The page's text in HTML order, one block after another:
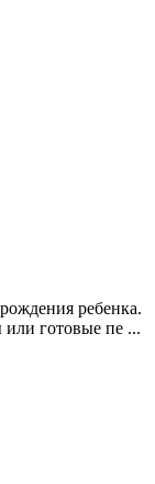
ребенка.
готовые пе ...